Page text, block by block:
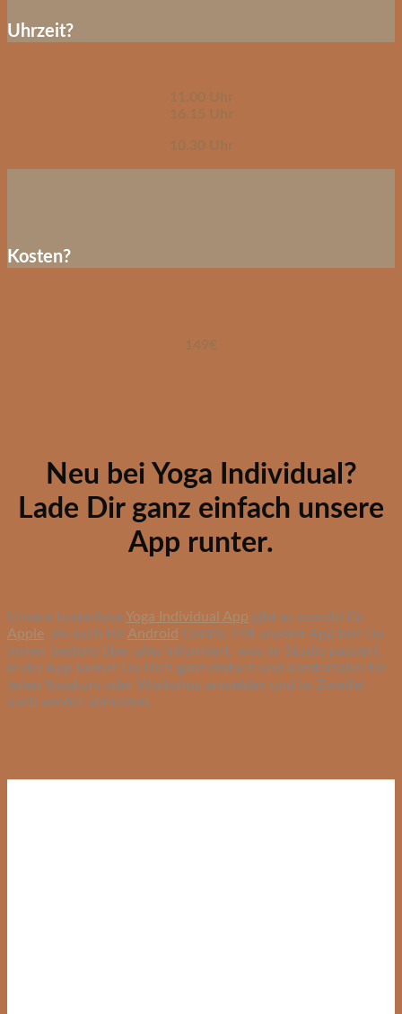
Uhrzeit?
11.00 Uhr
16.15 Uhr
10.30 Uhr
Kosten?
149€
Neu bei Yoga Individual?
Lade Dir ganz einfach unsere
App runter.
Unsere kostenloseYoga Individual App gibt es sowohl für
Apple, als auch für Android Geräte. Mit unserer App bist Du
immer bestens über alles informiert, was im Studio passiert.
In der App kannst Du Dich ganz einfach und komfortabel für
jeden Yogakurs oder Workshop anmelden und im Zweifel
auch wieder abmelden.